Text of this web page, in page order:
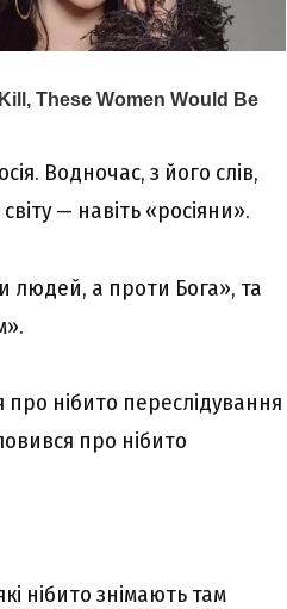
Водночас, з його слів,
— навіть «росіяни».
людей, а проти Бога», та
нібито переслідування
про нібито
нібито знімають там